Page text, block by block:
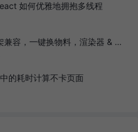
如何优雅地拥抱多线程
GenUI SDK v1.3.0 发布｜多框架兼容，一键换物料，渲染器 & 演练场全面增强！
的耗时计算不卡页面